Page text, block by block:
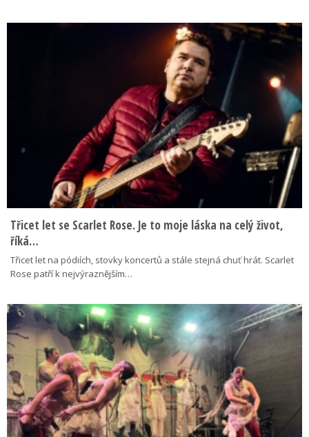
Třicet let se Scarlet Rose. Je to moje láska na celý život,
říká…
Třicet let na pódiích, stovky koncertů a stále stejná chuť hrát. Scarlet
Rose patří k nejvýraznějším…